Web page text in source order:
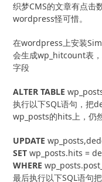
织梦CMS的文章有点击
wordpress怪可惜。
在wordpress上安装
会生成wp_hitcount表
字段
ALTER TABLE
执行以下SQL语句，把
wp_posts的hits上，仍
UPDATE
SET
WHERE
最后执行以下SQL语句